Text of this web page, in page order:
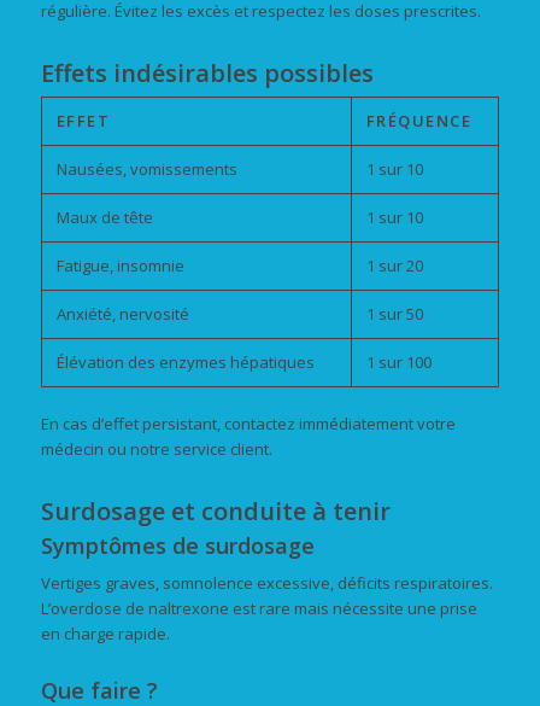
régulière. Évitez les excès et respectez les doses prescrites.
Effets indésirables possibles
EFFET FRÉQUENCE
Nausées, vomissements 1 sur 10
Maux de tête 1 sur 10
Fatigue, insomnie 1 sur 20
Anxiété, nervosité 1 sur 50
Élévation des enzymes hépatiques 1 sur 100
En cas d’effet persistant, contactez immédiatement votre
médecin ou notre service client.
Surdosage et conduite à tenir
Symptômes de surdosage
Vertiges graves, somnolence excessive, déficits respiratoires.
L’overdose de naltrexone est rare mais nécessite une prise
en charge rapide.
Que faire ?